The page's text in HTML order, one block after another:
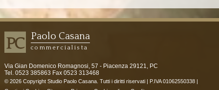
Paolo Casana
commercialista
Via Gian Domenico Romagnosi, 57 - Piacenza 29121, PC
Tel. 0523 385863 Fax 0523 313468
© 2026 Copyright Studio Paolo Casana. Tutti i diritti riservati | P.IVA 01062550338 |